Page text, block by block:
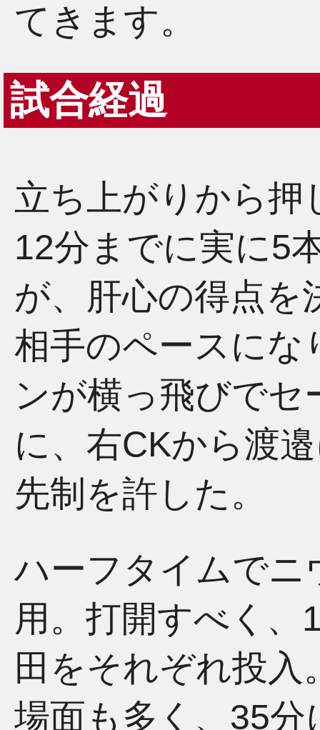
てきます。
試合経過
立ち上がりから押
12分までに実に5
が、肝心の得点を
相手のペースにな
ンが横っ飛びで
に、右CKから渡
先制を許した。
ハーフタイムでニ
用。打開すべく、
田をそれぞれ投
場面も多く、35